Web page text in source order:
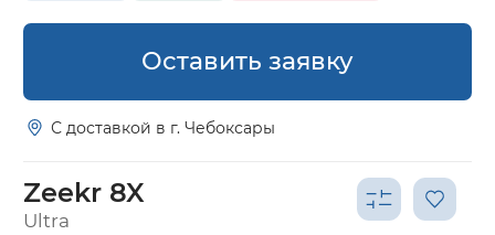
Оставить заявку
С доставкой в г. Чебоксары
Zeekr 8X
Ultra